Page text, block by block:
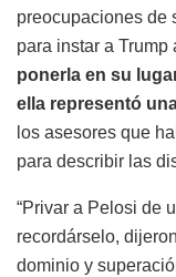
preocupaciones de
para instar a Trump
ponerla en su
ella representó
los asesores que
para describir las
“Privar a Pelosi de
recordárselo,
dominio y